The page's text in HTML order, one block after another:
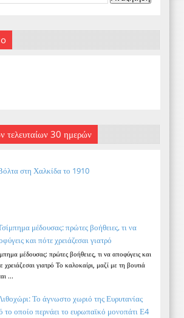
τελευταίων 30 ημερών
στη Χαλκίδα το 1910
μέδουσας: πρώτες βοήθειες, τι να
και πότε χρειάζεσαι γιατρό
μέδουσας: πρώτες βοήθειες, τι να αποφύγεις και
χρειάζεσαι γιατρό Το καλοκαίρι, μαζί με τη βουτιά
...
Το άγνωστο χωριό της Ευρυτανίας
το οποίο περνάει το ευρωπαϊκό μονοπάτι Ε4